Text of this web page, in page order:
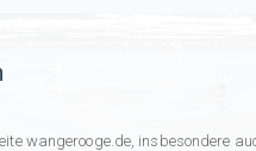
wangerooge.de, insbesondere